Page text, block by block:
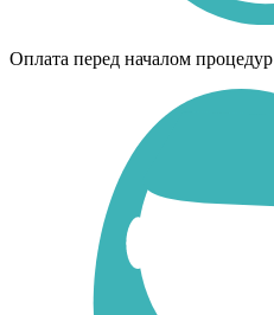
Оплата перед началом процедур